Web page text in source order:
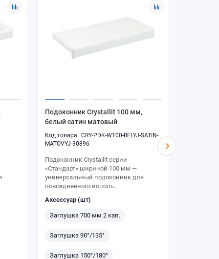
Подоконник Crystallit 100 мм,
белый сатин матовый
CRY-PDK-W100-BELYJ-SATIN-
MATOVYJ-30896
Подоконник Crystallit серии
«Стандарт» шириной 100 мм —
универсальный подоконник для
повседневного исполь..
Аксессуар (шт)
Заглушка 700 мм 2 кап.
Заглушка 90°/135°
Заглушка 150°/180°